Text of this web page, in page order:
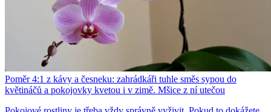
Poměr 4:1 z kávy a česneku: zahrádkáři tuhle směs sypou do
květináčů a pokojovky kvetou i v zimě. Mšice z ní utečou